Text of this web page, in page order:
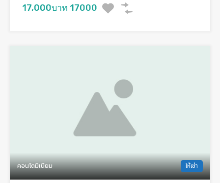
17,000บาท 17000
คอนโดมิเนียม ให้เช่า